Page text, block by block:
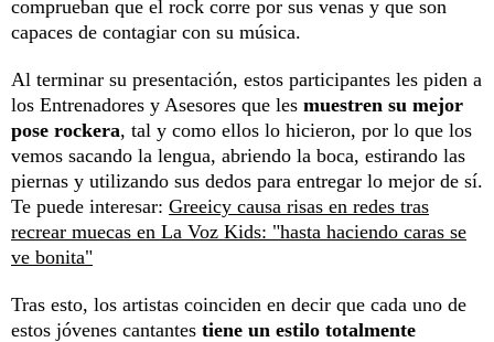
comprueban que el rock corre por sus venas y que son
capaces de contagiar con su música.
Al terminar su presentación, estos participantes les piden a
los Entrenadores y Asesores que les muestren su mejor
pose rockera, tal y como ellos lo hicieron, por lo que los
vemos sacando la lengua, abriendo la boca, estirando las
piernas y utilizando sus dedos para entregar lo mejor de sí.
Te puede interesar: Greeicy causa risas en redes tras
recrear muecas en La Voz Kids: "hasta haciendo caras se
ve bonita"
Tras esto, los artistas coinciden en decir que cada uno de
estos jóvenes cantantes tiene un estilo totalmente